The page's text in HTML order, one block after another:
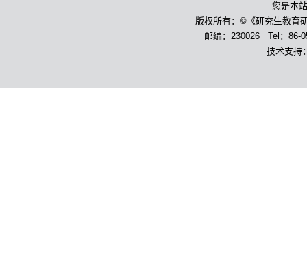
您是本
版权所有：©《研究生教育
邮编：230026 Tel：86-
技术支持